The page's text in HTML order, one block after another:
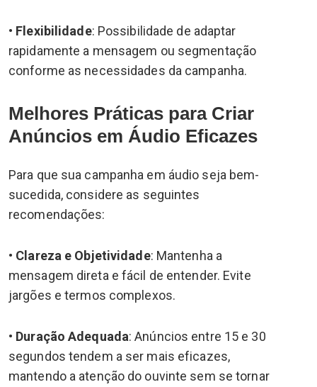
• Flexibilidade: Possibilidade de adaptar
rapidamente a mensagem ou segmentação
conforme as necessidades da campanha.
Melhores Práticas para Criar
Anúncios em Áudio Eficazes
Para que sua campanha em áudio seja bem-
sucedida, considere as seguintes
recomendações:
• Clareza e Objetividade: Mantenha a
mensagem direta e fácil de entender. Evite
jargões e termos complexos.
• Duração Adequada: Anúncios entre 15 e 30
segundos tendem a ser mais eficazes,
mantendo a atenção do ouvinte sem se tornar